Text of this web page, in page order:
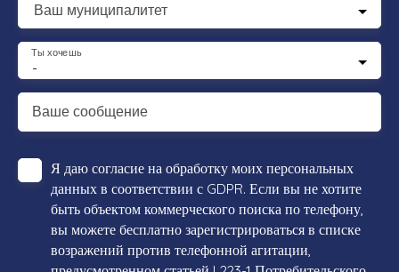
Ваш муниципалитет
-
Ты хочешь
Ваше сообщение
Я даю согласие на обработку моих персональных
данных в соответствии с GDPR. Если вы не хотите
быть объектом коммерческого поиска по телефону,
вы можете бесплатно зарегистрироваться в списке
возражений против телефонной агитации,